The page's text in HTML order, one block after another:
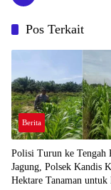
Pos Terkait
Berita
Polisi Turun ke Tengah
Jagung, Polsek Kandis
Hektare Tanaman untuk